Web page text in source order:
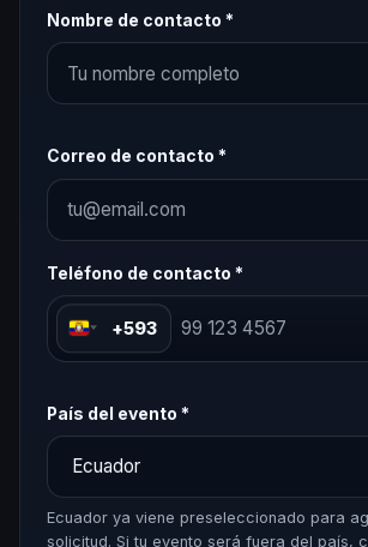
Nombre de contacto *
Correo de contacto *
Teléfono de contacto *
+593
País del evento *
Ecuador ya viene preseleccionado para
solicitud. Si tu evento será fuera del país,